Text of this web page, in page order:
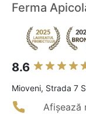
Ferma
8.6
Mioveni, Strada 7
Afișează